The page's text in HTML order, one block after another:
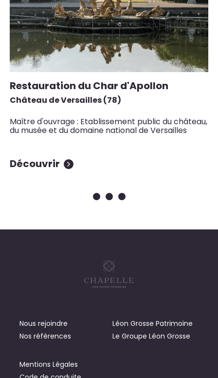
Restauration du Char d'Apollon
Château de Versailles (78)
Maître d'ouvrage : Etablissement public du château,
du musée et du domaine national de Versailles
Découvrir
Nous rejoindre
Nos références
Léon Grosse Patrimoine
Le Groupe Léon Grosse
Mentions Légales